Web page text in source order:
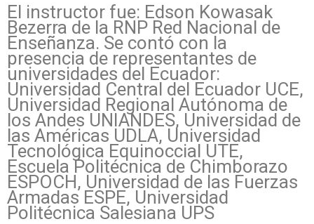
El instructor fue: Edson Kowasak
Bezerra de la RNP Red Nacional de
Enseñanza. Se contó con la
presencia de representantes de
universidades del Ecuador:
Universidad Central del Ecuador UCE,
Universidad Regional Autónoma de
los Andes UNIANDES, Universidad de
las Américas UDLA, Universidad
Tecnológica Equinoccial UTE,
Escuela Politécnica de Chimborazo
ESPOCH, Universidad de las Fuerzas
Armadas ESPE, Universidad
Politécnica Salesiana UPS